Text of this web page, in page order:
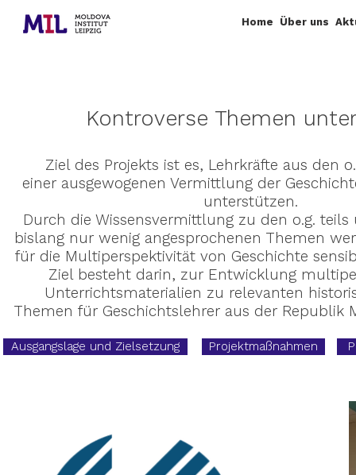
Home Über uns
Kontroverse Themen
Ziel des Projekts ist es, Lehrkräfte aus den
einer ausgewogenen Vermittlung der
unterstützen.
Durch die Wissensvermittlung zu den o.g.
bislang nur wenig angesprochenen Themen
für die Multiperspektivität von Geschichte
Ziel besteht darin, zur Entwicklung
Unterrichtsmaterialien zu relevanten
Themen für Geschichtslehrer aus der Republik
Ausgangslage und Zielsetzung Projektmaßnahmen